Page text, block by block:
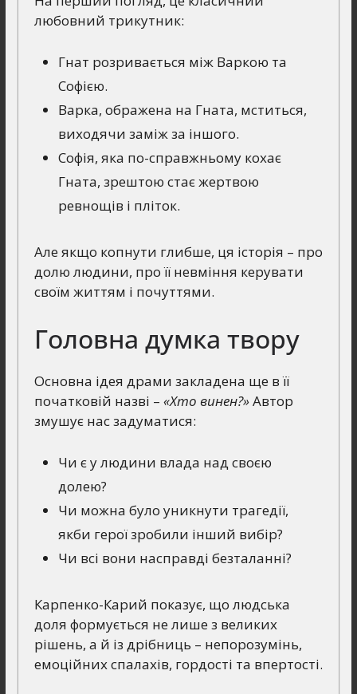
любовний трикутник:
Гнат розривається між Варкою та
Софією.
Варка, ображена на Гната, мститься,
виходячи заміж за іншого.
Софія, яка по-справжньому кохає
Гната, зрештою стає жертвою
ревнощів і пліток.
Але якщо копнути глибше, ця історія – про
долю людини, про її невміння керувати
своїм життям і почуттями.
Головна думка твору
Основна ідея драми закладена ще в її
початковій назві – «Хто винен?»Автор
змушує нас задуматися:
Чи є у людини влада над своєю
долею?
Чи можна було уникнути трагедії,
якби герої зробили інший вибір?
Чи всі вони насправді безталанні?
Карпенко-Карий показує, що людська
доля формується не лише з великих
рішень, а й із дрібниць – непорозумінь,
емоційних спалахів, гордості та впертості.